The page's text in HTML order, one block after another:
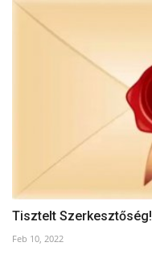
Tisztelt Szerkesztőség!
Feb 10, 2022